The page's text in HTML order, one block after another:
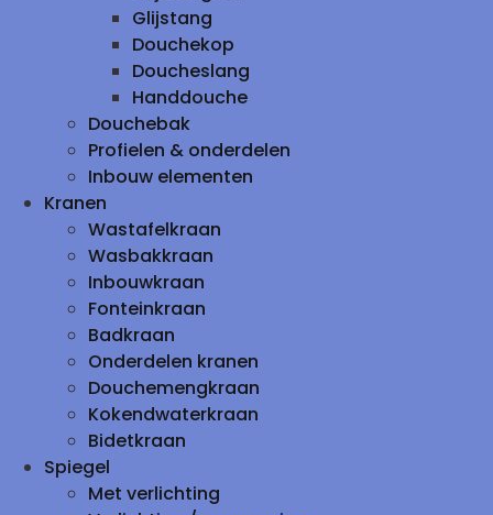
Glijstang
Douchekop
Doucheslang
Handdouche
Douchebak
Profielen & onderdelen
Inbouw elementen
Kranen
Wastafelkraan
Wasbakkraan
Inbouwkraan
Fonteinkraan
Badkraan
Onderdelen kranen
Douchemengkraan
Kokendwaterkraan
Bidetkraan
Spiegel
Met verlichting